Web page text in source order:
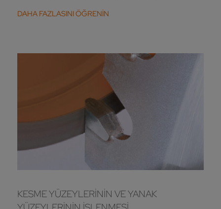
DAHA FAZLASINI ÖĞRENİN
KESME YÜZEYLERININ VE YANAK